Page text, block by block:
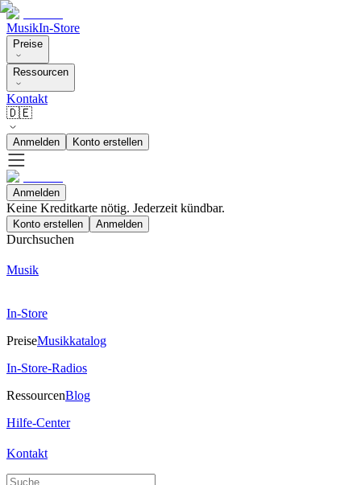
MusikIn-Store
Preise
Ressourcen
Kontakt
🇩🇪
Anmelden Konto erstellen
Anmelden
Keine Kreditkarte nötig. Jederzeit kündbar.
Konto erstellen Anmelden
Durchsuchen
Musik
In-Store
PreiseMusikkatalog
In-Store-Radios
RessourcenBlog
Hilfe-Center
Kontakt